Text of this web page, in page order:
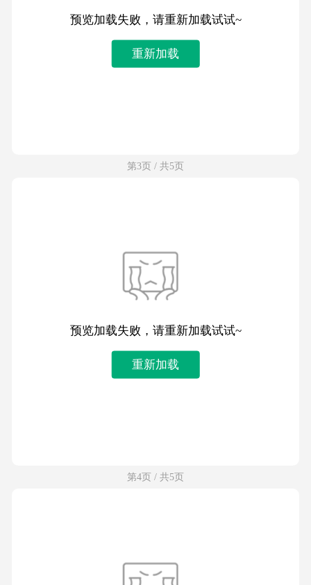
预览加载失败，请重新加载试试~
重新加载
第3页 / 共5页
预览加载失败，请重新加载试试~
重新加载
第4页 / 共5页